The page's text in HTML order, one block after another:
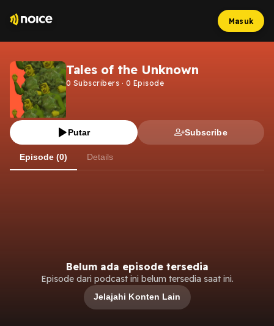
Masuk
Tales of the Unknown
0 Subscribers · 0 Episode
Putar Subscribe
Episode (0) Details
Belum ada episode tersedia
Episode dari podcast ini belum tersedia saat ini.
Jelajahi Konten Lain